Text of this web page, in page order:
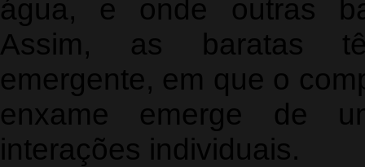
água, e onde outras
Assim, as baratas
emergente, em que o
enxame emerge de
interações individuais.